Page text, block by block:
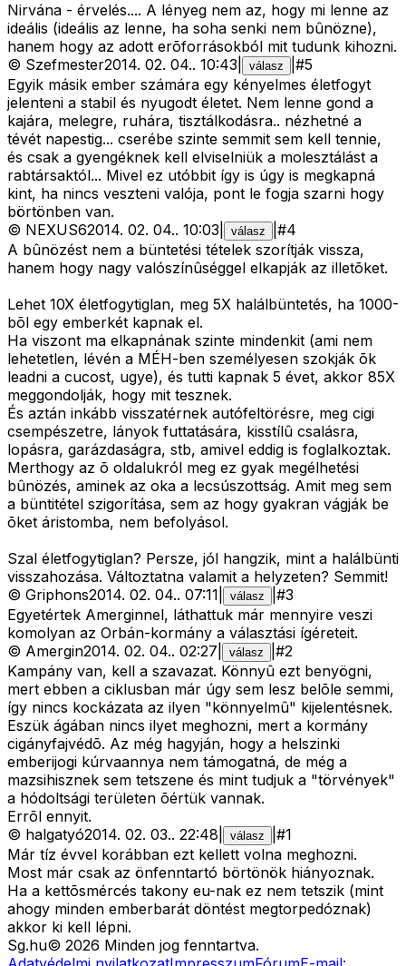
Nirvána - érvelés.... A lényeg nem az, hogy mi lenne az
ideális (ideális az lenne, ha soha senki nem bûnözne),
hanem hogy az adott erõforrásokból mit tudunk kihozni.
© Szefmester2014. 02. 04.. 10:43 válasz #5
Egyik másik ember számára egy kényelmes életfogyt
jelenteni a stabil és nyugodt életet. Nem lenne gond a
kajára, melegre, ruhára, tisztálkodásra.. nézhetné a
tévét napestig... cserébe szinte semmit sem kell tennie,
és csak a gyengéknek kell elviselniük a molesztálást a
rabtársaktól... Mivel ez utóbbit így is úgy is megkapná
kint, ha nincs veszteni valója, pont le fogja szarni hogy
börtönben van.
© NEXUS62014. 02. 04.. 10:03 válasz #4
A bûnözést nem a büntetési tételek szorítják vissza,
hanem hogy nagy valószínûséggel elkapják az illetõket.
Lehet 10X életfogytiglan, meg 5X halálbüntetés, ha 1000-
bõl egy emberkét kapnak el.
Ha viszont ma elkapnának szinte mindenkit (ami nem
lehetetlen, lévén a MÉH-ben személyesen szokják õk
leadni a cucost, ugye), és tutti kapnak 5 évet, akkor 85X
meggondolják, hogy mit tesznek.
És aztán inkább visszatérnek autófeltörésre, meg cigi
csempészetre, lányok futtatására, kisstílû csalásra,
lopásra, garázdaságra, stb, amivel eddig is foglalkoztak.
Merthogy az õ oldalukról meg ez gyak megélhetési
bûnözés, aminek az oka a lecsúszottság. Amit meg sem
a büntitétel szigorítása, sem az hogy gyakran vágják be
õket áristomba, nem befolyásol.
Szal életfogytiglan? Persze, jól hangzik, mint a halálbünti
visszahozása. Változtatna valamit a helyzeten? Semmit!
© Griphons2014. 02. 04.. 07:11 válasz #3
Egyetértek Amerginnel, láthattuk már mennyire veszi
komolyan az Orbán-kormány a választási ígéreteit.
© Amergin2014. 02. 04.. 02:27 válasz #2
Kampány van, kell a szavazat. Könnyû ezt benyögni,
mert ebben a ciklusban már úgy sem lesz belõle semmi,
így nincs kockázata az ilyen "könnyelmû" kijelentésnek.
Eszük ágában nincs ilyet meghozni, mert a kormány
cigányfajvédõ. Az még hagyján, hogy a helszinki
emberijogi kúrvaannya nem támogatná, de még a
mazsihisznek sem tetszene és mint tudjuk a "törvények"
a hódoltsági területen õértük vannak.
Errõl ennyit.
© halgatyó2014. 02. 03.. 22:48 válasz #1
Már tíz évvel korábban ezt kellett volna meghozni.
Most már csak az önfenntartó börtönök hiányoznak.
Ha a kettõsmércés takony eu-nak ez nem tetszik (mint
ahogy minden emberbarát döntést megtorpedóznak)
akkor ki kell lépni.
Sg.hu© 2026 Minden jog fenntartva.